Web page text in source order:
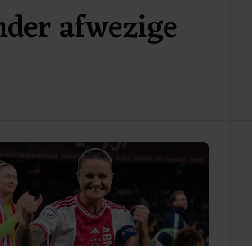
afwezige